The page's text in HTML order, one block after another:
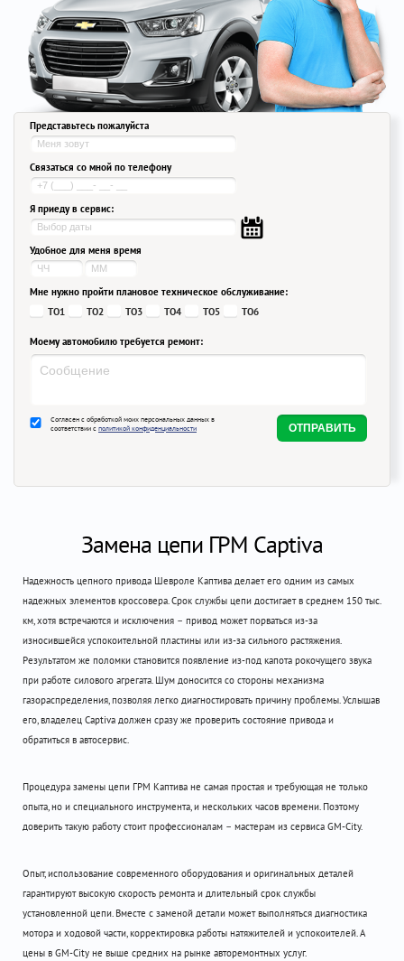
Представьтесь пожалуйста
Связаться со мной по телефону
Я приеду в сервис:
Удобное для меня время
Мне нужно пройти плановое техническое обслуживание:
ТО1
ТО2 ТО3 ТО4 ТО5 ТО6
Моему автомобилю требуется ремонт:
Согласен с обработкой моих персональных данных в
соответствии с политикой конфиденциальности
Замена цепи ГРМ Captiva
Надежность цепного привода Шевроле Каптива делает его одним из самых
надежных элементов кроссовера. Срок службы цепи достигает в среднем 150 тыс.
км, хотя встречаются и исключения – привод может порваться из-за
износившейся успокоительной пластины или из-за сильного растяжения.
Результатом же поломки становится появление из-под капота рокочущего звука
при работе силового агрегата. Шум доносится со стороны механизма
газораспределения, позволяя легко диагностировать причину проблемы. Услышав
его, владелец Captiva должен сразу же проверить состояние привода и
обратиться в автосервис.
Процедура замены цепи ГРМ Каптива не самая простая и требующая не только
опыта, но и специального инструмента, и нескольких часов времени. Поэтому
доверить такую работу стоит профессионалам – мастерам из сервиса GM-City.
Опыт, использование современного оборудования и оригинальных деталей
гарантируют высокую скорость ремонта и длительный срок службы
установленной цепи. Вместе с заменой детали может выполняться диагностика
мотора и ходовой части, корректировка работы натяжителей и успокоителей. А
цены в GM-City не выше средних на рынке авторемонтных услуг.